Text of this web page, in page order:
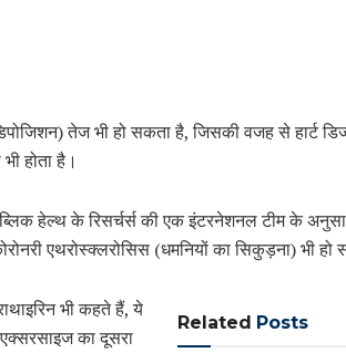
तेज भी हो सकता है, जिसकी वजह से हार्ट
होता है।
हेल्थ के रिसर्चर्स की एक इंटरनेशनल टीम के
एथरोस्क्लरोसिस (धमनियों का सिकुड़ना) भी हो
Related Posts
भी कहते हैं, ये
का दूसरा